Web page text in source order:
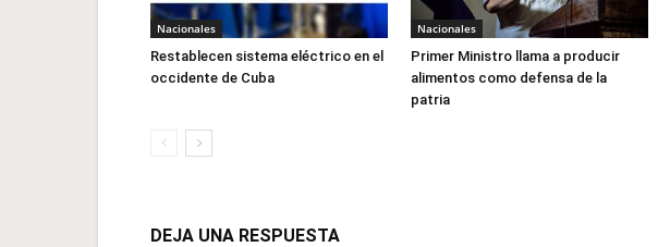
Nacionales
Restablecen sistema eléctrico en el
occidente de Cuba
Nacionales
Primer Ministro llama a producir
alimentos como defensa de la
patria
DEJA UNA RESPUESTA